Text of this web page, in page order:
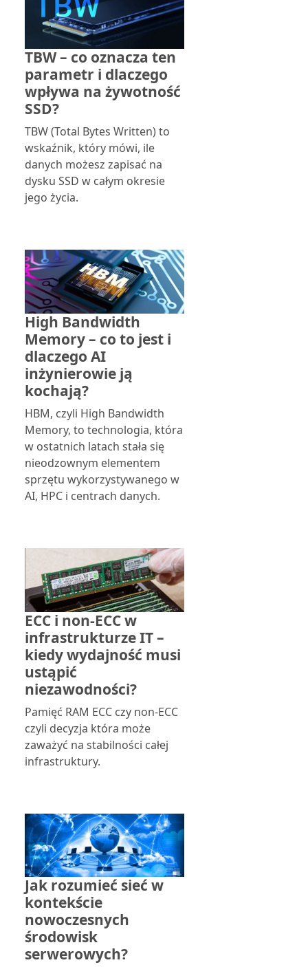
TBW – co oznacza ten
parametr i dlaczego
wpływa na żywotność
SSD?
TBW (Total Bytes Written) to
wskaźnik, który mówi, ile
danych możesz zapisać na
dysku SSD w całym okresie
jego życia.
High Bandwidth
Memory – co to jest i
dlaczego AI
inżynierowie ją
kochają?
HBM, czyli High Bandwidth
Memory, to technologia, która
w ostatnich latach stała się
nieodzownym elementem
sprzętu wykorzystywanego w
AI, HPC i centrach danych.
ECC i non-ECC w
infrastrukturze IT –
kiedy wydajność musi
ustąpić
niezawodności?
Pamięć RAM ECC czy non-ECC
czyli decyzja która może
zaważyć na stabilności całej
infrastruktury.
Jak rozumieć sieć w
kontekście
nowoczesnych
środowisk
serwerowych?